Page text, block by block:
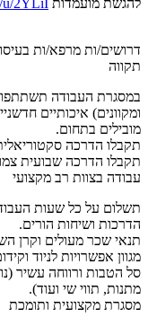
דרושים/ות מרפא/ות
תקווה
במסגרת העבודה תשתתפו
ומקוונים) איכותיים
מובילים בתחום.
תקבלו הדרכה
תקבלו הדרכה שבועית
עבודה בצוות רב מקצועי
תשלום על כל שעות
הדרכות ושיחות הורים.
תנאי שכר מעולים וקרן
מגוון אפשרויות לניוד
סל הטבות ורווחה עשיר
מתנות, תווי שי ועוד).
מסגרת מקצועית ותומכת